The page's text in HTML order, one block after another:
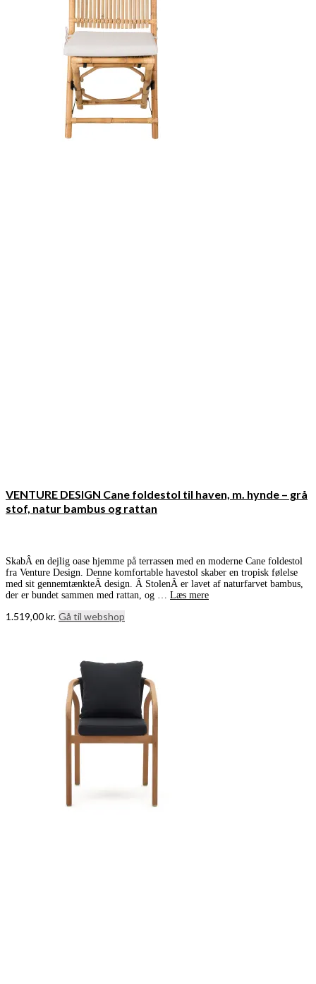
VENTURE DESIGN Cane foldestol til haven, m. hynde – grå
stof, natur bambus og rattan
SkabÂ en dejlig oase hjemme på terrassen med en moderne Cane foldestol
fra Venture Design. Denne komfortable havestol skaber en tropisk følelse
med sit gennemtænkteÂ design. Â StolenÂ er lavet af naturfarvet bambus,
der er bundet sammen med rattan, og … Læs mere
1.519,00kr. Gå til webshop